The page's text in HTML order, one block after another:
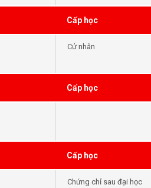
Cấp học
Cử nhân
Cấp học
Cấp học
Chứng chỉ sau đại học